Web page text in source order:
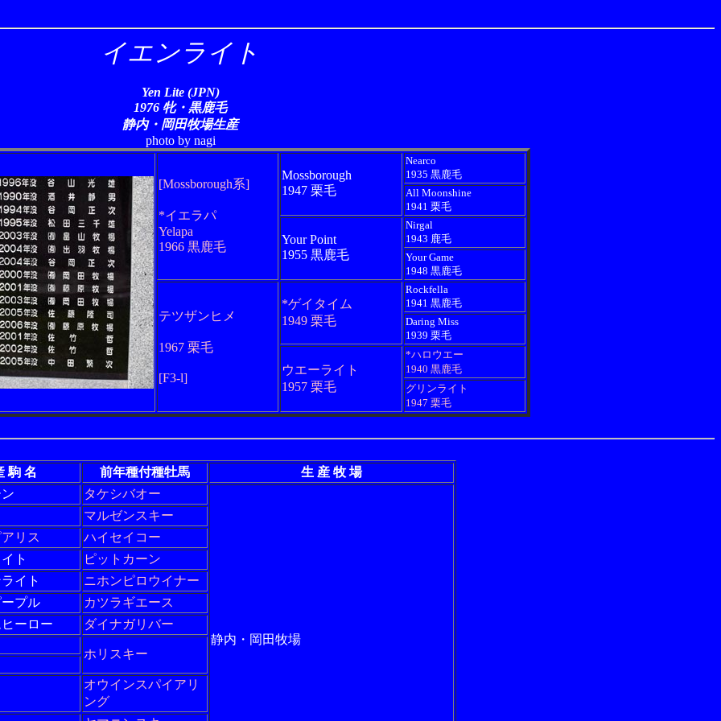
イエンライト
Yen Lite (JPN)
1976 牝・黒鹿毛
静内・岡田牧場生産
photo by nagi
[Mossborough系]
*イエラパ
Yelapa
1966 黒鹿毛
Mossborough
1947 栗毛
Nearco
1935 黒鹿毛
All Moonshine
1941 栗毛
Your Point
1955 黒鹿毛
Nirgal
1943 鹿毛
Your Game
1948 黒鹿毛
テツザンヒメ
1967 栗毛
[F3-l]
*ゲイタイム
1949 栗毛
Rockfella
1941 黒鹿毛
Daring Miss
1939 栗毛
ウエーライト
1957 栗毛
*ハロウエー
1940 黒鹿毛
グリンライト
1947 栗毛
駒 名 前年種付種牡馬
生 産 牧 場
タケシバオー
静内・岡田牧場
マルゼンスキー
リス
ハイセイコー
ト
ピットカーン
イト
ニホンピロウイナー
プル
カツラギエース
ーロー
ダイナガリバー
ホリスキー
オウインスパイアリ
ング